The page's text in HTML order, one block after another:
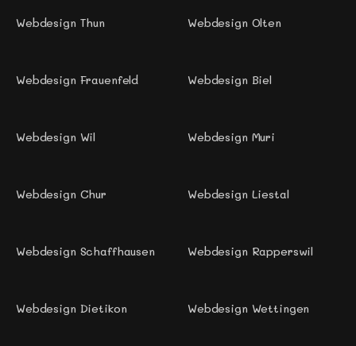
Webdesign Thun Webdesign Olten
Webdesign Frauenfeld Webdesign Biel
Webdesign Wil Webdesign Muri
Webdesign Chur Webdesign Liestal
Webdesign Schaffhausen Webdesign Rapperswil
Webdesign Dietikon Webdesign Wettingen